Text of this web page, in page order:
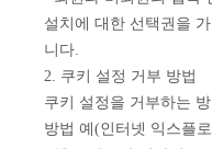
설치에 대한 선택권을
니다.
2. 쿠키 설정 거부 방법
쿠키 설정을 거부하는
방법 예(인터넷 익스플